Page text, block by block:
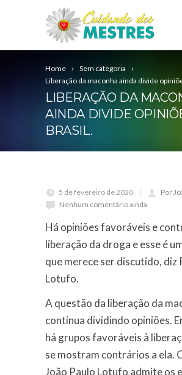
Home
Sem categoria
Liberação da maconha ainda divide
LIBERAÇÃO DA
AINDA DIVIDE
BRASIL.
5 de fevereiro de 2020
Por
Nenhum comentário ainda
Há opiniões favoráveis e
liberação da droga e esse é
que merece ser discutido, diz
Lotufo.
A questão da liberação da
continua dividindo opiniões.
há grupos favoráveis à
se mostram contrários a ela.
João Paulo Lotufo admite os